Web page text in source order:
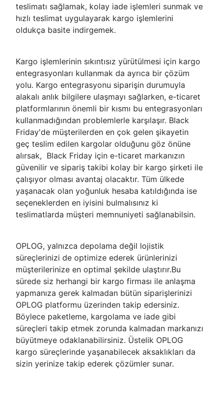
teslimatı sağlamak, kolay iade işlemleri sunmak ve
hızlı teslimat uygulayarak kargo işlemlerini
oldukça basite indirgemek.
Kargo işlemlerinin sıkıntısız yürütülmesi için kargo
entegrasyonları kullanmak da ayrıca bir çözüm
yolu. Kargo entegrasyonu siparişin durumuyla
alakalı anlık bilgilere ulaşmayı sağlarken, e-ticaret
platformlarının önemli bir kısmı bu entegrasyonları
kullanmadığından problemlerle karşılaşır. Black
Friday'de müşterilerden en çok gelen şikayetin
geç teslim edilen kargolar olduğunu göz önüne
alırsak, Black Friday için e-ticaret markanızın
güvenilir ve sipariş takibi kolay bir kargo şirketi ile
çalışıyor olması avantaj olacaktır. Tüm ülkede
yaşanacak olan yoğunluk hesaba katıldığında ise
seçeneklerden en iyisini bulmalısınız ki
teslimatlarda müşteri memnuniyeti sağlanabilsin.
OPLOG, yalnızca depolama değil lojistik
süreçlerinizi de optimize ederek ürünlerinizi
müşterilerinize en optimal şekilde ulaştırır.Bu
sürede siz herhangi bir kargo firması ile anlaşma
yapmanıza gerek kalmadan bütün siparişlerinizi
OPLOG platformu üzerinden takip edersiniz.
Böylece paketleme, kargolama ve iade gibi
süreçleri takip etmek zorunda kalmadan markanızı
büyütmeye odaklanabilirsiniz. Üstelik OPLOG
kargo süreçlerinde yaşanabilecek aksaklıkları da
sizin yerinize takip ederek çözümler sunar.